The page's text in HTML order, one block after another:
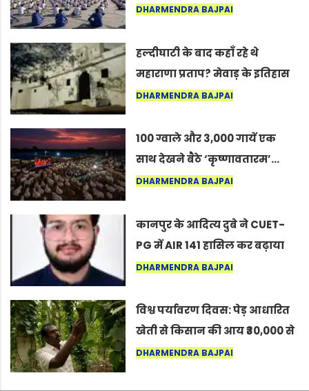
अंतरराष्ट्रीय योग दिवस 2026 पर
DHARMENDRA BAJPAI
हल्दीघाटी के बाद कहाँ रहे थे
महाराणा प्रताप? मेवाड़ के इतिहास
का वह अनकहा अध्याय जो आज भी
DHARMENDRA BAJPAI
100 ग्वाले और 3,000 गायें एक
साथ देखने बैठे ‘कृष्णावतारम’…
नागपुर में दिखा ऐसा नज़ारा कि
कर सकते हैं”
DHARMENDRA BAJPAI
कानपुर के आदित्य दुबे ने CUET-
PG में AIR 141 हासिल कर बढ़ाया
शहर का मान
DHARMENDRA BAJPAI
विश्व पर्यावरण दिवस: पेड़ आधारित
खेती से किसान की आय ₹30,000 से
बढ़कर ₹3 लाख प्रति एकड़ हुई
DHARMENDRA BAJPAI